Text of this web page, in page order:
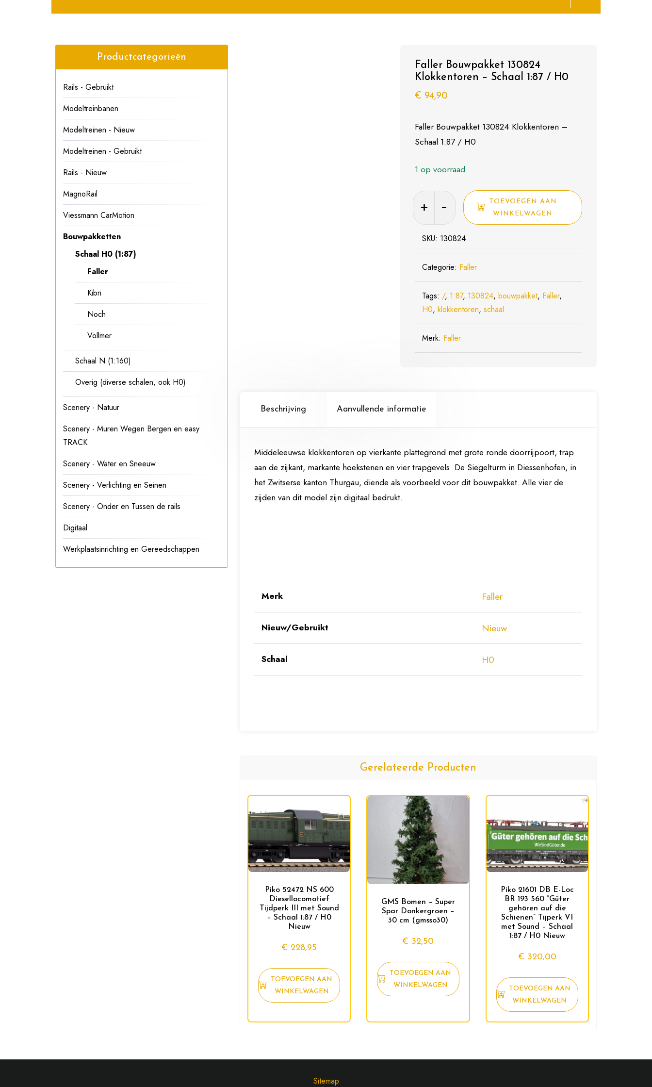
Faller Bouwpakket 130824
Klokkentoren – Schaal 1:87 / H0
€ 94,90
Faller Bouwpakket 130824 Klokkentoren –
Schaal 1:87 / H0
1 op voorraad
Faller
Bouwpakket
130824
Klokkentoren
-
Schaal
H0
TOEVOEGEN AAN
WINKELWAGEN
SKU: 130824
Categorie: Faller
Tags: /, 1:87, 130824,bouwpakket, Faller,
H0,klokkentoren,schaal
Merk: Faller
Beschrijving Aanvullende informatie
Middeleeuwse klokkentoren op vierkante plattegrond met grote ronde doorrijpoort, trap
aan de zijkant, markante hoekstenen en vier trapgevels. De Siegelturm in Diessenhofen, in
het Zwitserse kanton Thurgau, diende als voorbeeld voor dit bouwpakket. Alle vier de
zijden van dit model zijn digitaal bedrukt.
Merk Faller
Nieuw/Gebruikt Nieuw
Schaal H0
Gerelateerde Producten
Piko 52472 NS 600
Diesellocomotief
Tijdperk III met Sound
– Schaal 1:87 / H0
Nieuw
€ 228,95
TOEVOEGEN AAN
WINKELWAGEN
GMS Bomen – Super
Spar Donkergroen –
30 cm (gmsso30)
€ 32,50
TOEVOEGEN AAN
WINKELWAGEN
Piko 21601 DB E-Loc
BR 193 560 “Güter
gehören auf die
Schienen” Tijperk VI
met Sound – Schaal
1:87 / H0 Nieuw
€ 320,00
TOEVOEGEN AAN
WINKELWAGEN
Productcategorieën
Rails - Gebruikt
Modeltreinbanen
Modeltreinen - Nieuw
Modeltreinen - Gebruikt
Rails - Nieuw
MagnoRail
Viessmann CarMotion
Bouwpakketten
Schaal H0 (1:87)
Faller
Kibri
Noch
Vollmer
Schaal N (1:160)
Overig (diverse schalen, ook H0)
Scenery - Natuur
Scenery - Muren Wegen Bergen en easy
TRACK
Scenery - Water en Sneeuw
Scenery - Verlichting en Seinen
Scenery - Onder en Tussen de rails
Digitaal
Werkplaatsinrichting en Gereedschappen
Sitemap